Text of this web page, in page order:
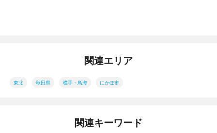
関連エリア
東北 秋田県 横手・鳥海 にかほ市
関連キーワード